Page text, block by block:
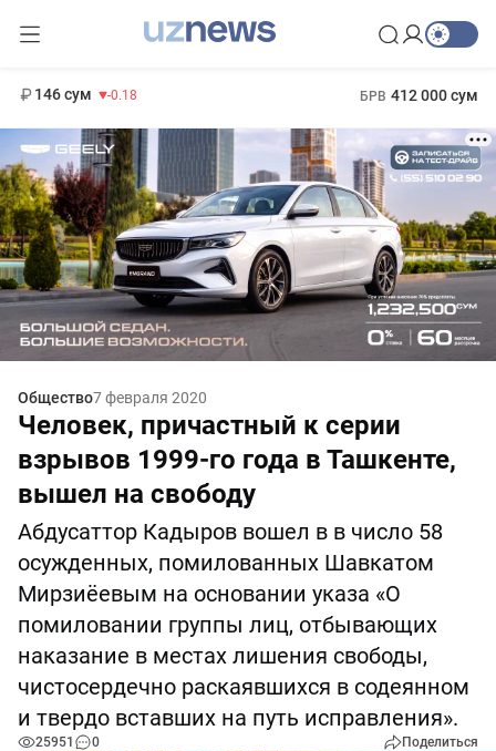
146 сум -0.18 БРВ 412 000 сум
Общество7 февраля 2020
Человек, причастный к серии
взрывов 1999-го года в Ташкенте,
вышел на свободу
Абдусаттор Кадыров вошел в в число 58
осужденных, помилованных Шавкатом
Мирзиёевым на основании указа «О
помиловании группы лиц, отбывающих
наказание в местах лишения свободы,
чистосердечно раскаявшихся в содеянном
и твердо вставших на путь исправления».
25951 0 Поделиться